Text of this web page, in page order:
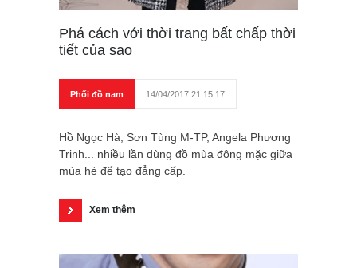
Phá cách với thời trang bất chấp thời
tiết của sao
Phối đồ nam 14/04/2017 21:15:17
Hồ Ngọc Hà, Sơn Tùng M-TP, Angela Phương
Trinh... nhiều lần dùng đồ mùa đông mặc giữa
mùa hè để tạo đẳng cấp.
Xem thêm